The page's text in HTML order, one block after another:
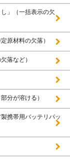
」（一括表示の欠
原材料の欠落）
落など）
分が溶ける）
携帯用バッテリパッ